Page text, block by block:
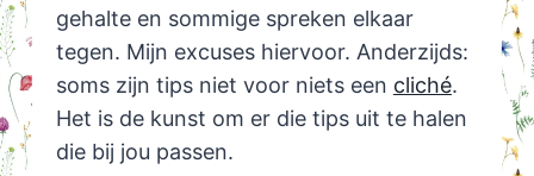
gehalte en sommige spreken elkaar
tegen. Mijn excuses hiervoor. Anderzijds:
soms zijn tips niet voor niets een cliché.
Het is de kunst om er die tips uit te halen
die bij jou passen.